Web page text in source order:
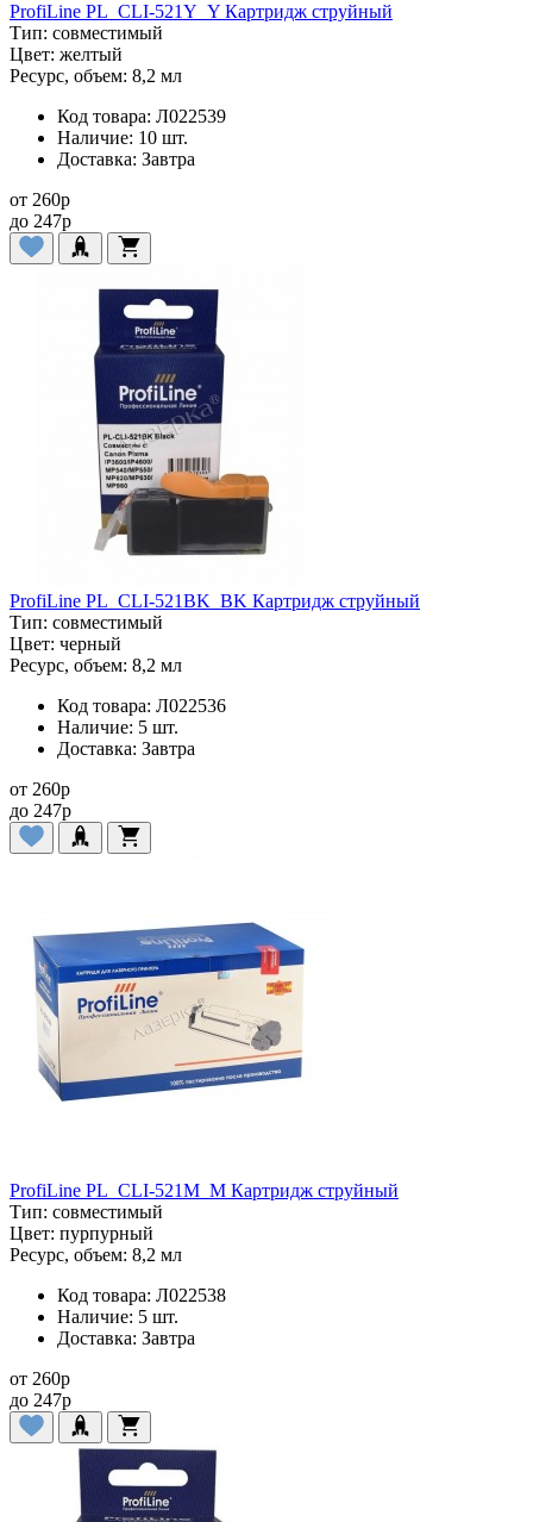
ProfiLine PL_CLI-521Y_Y Картридж струйный
Тип: совместимый
Цвет: желтый
Ресурс, объем: 8,2 мл
Код товара: Л022539
Наличие: 10 шт.
Доставка: Завтра
от 260p
до 247p
ProfiLine PL_CLI-521BK_BK Картридж струйный
Тип: совместимый
Цвет: черный
Ресурс, объем: 8,2 мл
Код товара: Л022536
Наличие: 5 шт.
Доставка: Завтра
от 260p
до 247p
ProfiLine PL_CLI-521M_M Картридж струйный
Тип: совместимый
Цвет: пурпурный
Ресурс, объем: 8,2 мл
Код товара: Л022538
Наличие: 5 шт.
Доставка: Завтра
от 260p
до 247p